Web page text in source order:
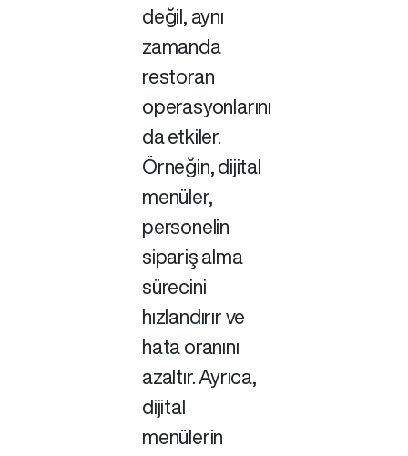
değil, aynı
zamanda
restoran
operasyonlarını
da etkiler.
Örneğin, dijital
menüler,
personelin
sipariş alma
sürecini
hızlandırır ve
hata oranını
azaltır. Ayrıca,
dijital
menülerin